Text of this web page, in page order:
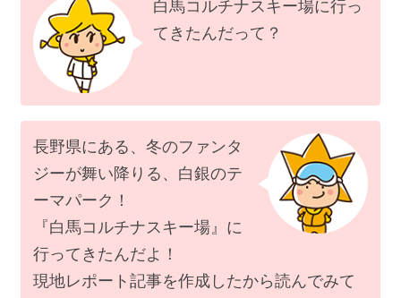
白馬コルチナスキー場に行っ
てきたんだって？
長野県にある、冬のファンタ
ジーが舞い降りる、白銀のテ
ーマパーク！
『白馬コルチナスキー場』に
行ってきたんだよ！
現地レポート記事を作成したから読んでみて